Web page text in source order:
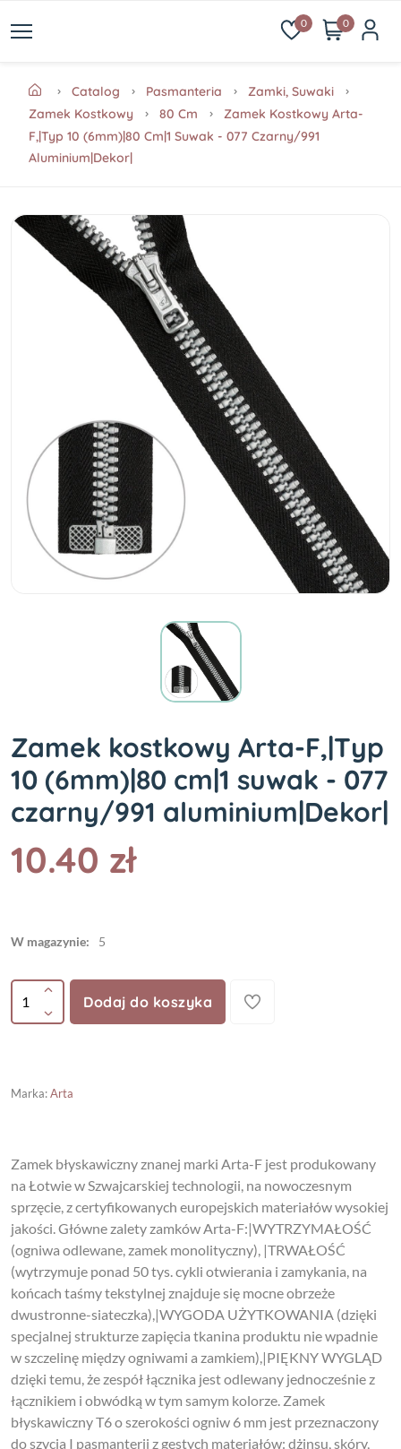
0 0
Catalog Pasmanteria
Zamki, Suwaki
Zamek Kostkowy
80 Cm
Zamek Kostkowy Arta-
F,|Typ 10 (6mm)|80 Cm|1 Suwak - 077 Czarny/991
Aluminium|Dekor|
Zamek kostkowy Arta-F,|Typ
10 (6mm)|80 cm|1 suwak - 077
czarny/991 aluminium|Dekor|
10.40 zł
W magazynie: 5
Dodaj do koszyka
Marka:Arta
Zamek błyskawiczny znanej marki Arta-F jest produkowany
na Łotwie w Szwajcarskiej technologii, na nowoczesnym
sprzęcie, z certyfikowanych europejskich materiałów wysokiej
jakości. Główne zalety zamków Arta-F:|WYTRZYMAŁOŚĆ
(ogniwa odlewane, zamek monolityczny), |TRWAŁOŚĆ
(wytrzymuje ponad 50 tys. cykli otwierania i zamykania, na
końcach taśmy tekstylnej znajduje się mocne obrzeże
dwustronne-siateczka),|WYGODA UŻYTKOWANIA (dzięki
specjalnej strukturze zapięcia tkanina produktu nie wpadnie
w szczelinę między ogniwami a zamkiem),|PIĘKNY WYGLĄD
dzięki temu, że zespół łącznika jest odlewany jednocześnie z
łącznikiem i obwódką w tym samym kolorze. Zamek
błyskawiczny T6 o szerokości ogniw 6 mm jest przeznaczony
do szycia I pasmanterii z gęstych materiałów: dżinsu, skóry,